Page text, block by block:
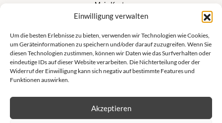
Einwilligung verwalten
Um die besten Erlebnisse zu bieten, verwenden wir Technologien wie Cookies,
um Geräteinformationen zu speichern und/oder darauf zuzugreifen. Wenn Sie
diesen Technologien zustimmen, können wir Daten wie das Surfverhalten oder
eindeutige IDs auf dieser Website verarbeiten. Die Nichterteilung oder der
Widerruf der Einwilligung kann sich negativ auf bestimmte Features und
Funktionen auswirken.
Akzeptieren
Mein Konto
Warenkorb
Suivez nous
Newsletter